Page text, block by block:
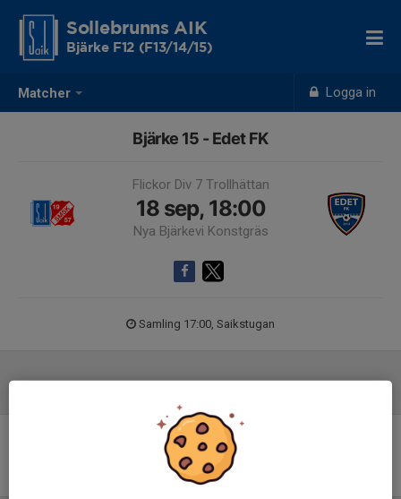
Matcher Logga in
Sollebrunns AIK
Bjärke F12 (F13/14/15)
Bjärke 15 - Edet FK
Flickor Div 7 Trollhättan
18 sep, 18:00
Nya Bjärkevi Konstgräs
Samling 17:00, Saikstugan
Ingen uppställning ifylld